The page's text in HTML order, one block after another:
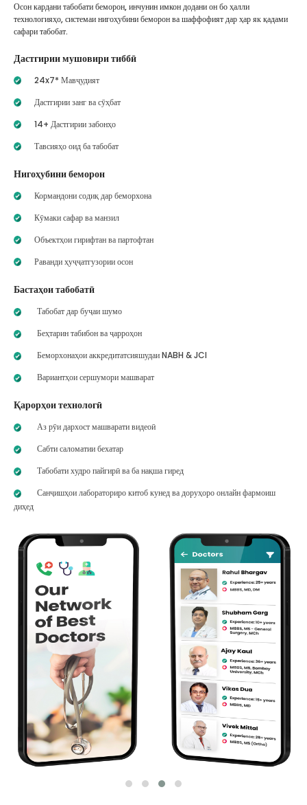
Осон кардани табобати беморон, инчунин имкон додани он бо ҳалли
технологияҳо, системаи нигоҳубини беморон ва шаффофият дар ҳар як қадами
сафари табобат.
Дастгирии мушовири тиббӣ
24x7* Мавҷудият
Дастгирии занг ва сӯҳбат
14+ Дастгирии забонҳо
Тавсияҳо оид ба табобат
Нигоҳубини беморон
Кормандони содиқ дар беморхона
Кӯмаки сафар ва манзил
Объектҳои гирифтан ва партофтан
Раванди ҳуҷҷатгузории осон
Бастаҳои табобатӣ
Табобат дар буҷаи шумо
Беҳтарин табибон ва ҷарроҳон
Беморхонаҳои аккредитатсияшудаи NABH & JCI
Вариантҳои сершумори машварат
Қарорҳои технологӣ
Аз рӯи дархост машварати видеоӣ
Сабти саломатии бехатар
Табобати худро пайгирӣ ва ба нақша гиред
Санҷишҳои лабораториро китоб кунед ва доруҳоро онлайн фармоиш
диҳед